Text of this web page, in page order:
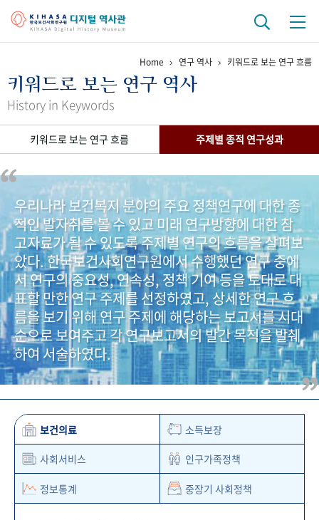
걸어온 길 기관 변천사 역대 기관장
연구 역사
간행물 변천사
기록물 아카이브
사진 아카이브 문서 기록물 행정박물 영상 기록물
50+1 주년 기념
성과 50선 숫자로 보는 50년 50+1주년 광장
세계와 함께 한 KIHASA
VR 역사관
Home 연구 역사 키워드로 보는 연구 흐름
키워드로 보는 연구 역사
History in Keywords
키워드로 보는 연구 흐름 주제별 종적 연구성과
우리나라 보건복지 분야의 주요 정책연구에 대한 종
적인 발자취를 볼 수 있고 미래 연구방향에 대한 참
고자료가 될 수 있도록 주제별 연구의 흐름을 살펴보
았다. 한국보건사회연구원에서 수행했던 연구 중에
서 연구의 중요성, 연속성, 정책 기여 등을 토대로 대
표할 만한 연구 주제를 선정하였고, 상세한 연구 흐
름을 보기 위해 연구 주제에 해당하는 보고서를 시대
순으로 보여주고 각 연구보고서의 발간 목적을 발췌
하여 서술하였다.
보건의료 소득보장
사회서비스 인구가족정책
정보통계 중장기 사회정책